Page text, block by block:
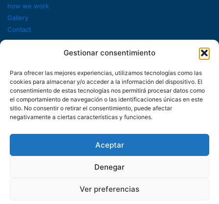
Gestionar consentimiento
Para ofrecer las mejores experiencias, utilizamos tecnologías como las
cookies para almacenar y/o acceder a la información del dispositivo. El
consentimiento de estas tecnologías nos permitirá procesar datos como
el comportamiento de navegación o las identificaciones únicas en este
sitio. No consentir o retirar el consentimiento, puede afectar
negativamente a ciertas características y funciones.
Aceptar
Denegar
Ver preferencias
how we work
Gallery
Contact
Supplier requirements
Legal notice
Privacy policy
Cookie policy
Contact
+34 662 271 441